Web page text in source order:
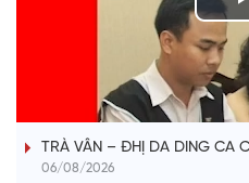
l
VÀI PHÚT DÀNH CHO
TRÀ VÂN – ĐHỊ DA DING CA
06/08/2026